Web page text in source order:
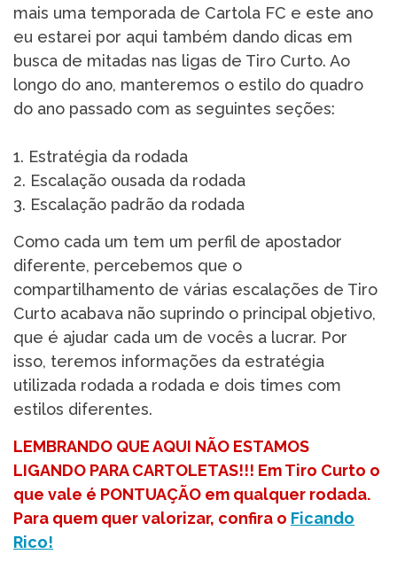
mais uma temporada de Cartola FC e este ano
eu estarei por aqui também dando dicas em
busca de mitadas nas ligas de Tiro Curto. Ao
longo do ano, manteremos o estilo do quadro
do ano passado com as seguintes seções:
1. Estratégia da rodada
2. Escalação ousada da rodada
3. Escalação padrão da rodada
Como cada um tem um perfil de apostador
diferente, percebemos que o
compartilhamento de várias escalações de Tiro
Curto acabava não suprindo o principal objetivo,
que é ajudar cada um de vocês a lucrar. Por
isso, teremos informações da estratégia
utilizada rodada a rodada e dois times com
estilos diferentes.
LEMBRANDO QUE AQUI NÃO ESTAMOS
LIGANDO PARA CARTOLETAS!!! Em Tiro Curto o
que vale é PONTUAÇÃO em qualquer rodada.
Para quem quer valorizar, confira o Ficando
Rico!